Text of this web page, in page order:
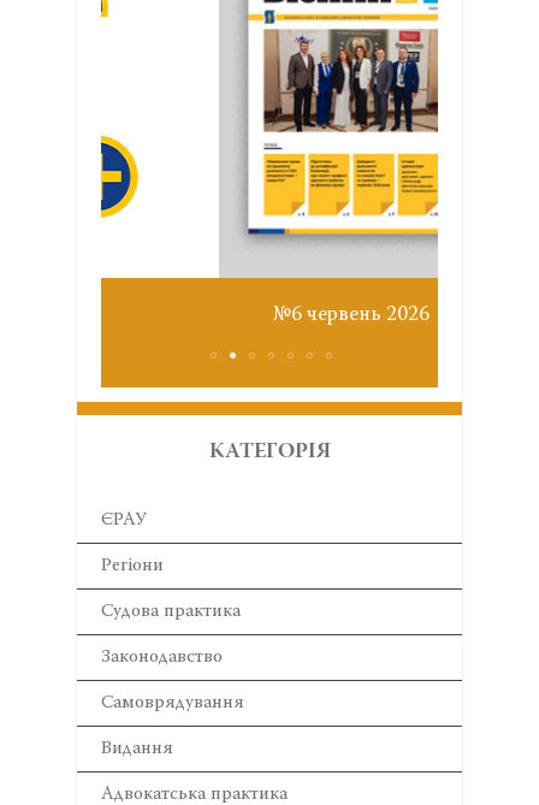
№6 червень 2026
КАТЕГОРІЯ
ЄРАУ
Регіони
Cудова практика
Законодавство
Самоврядування
Видання
Адвокатська практика